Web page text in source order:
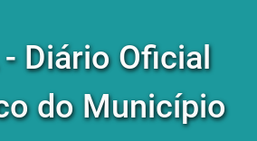
- Diário Oficial
do Município